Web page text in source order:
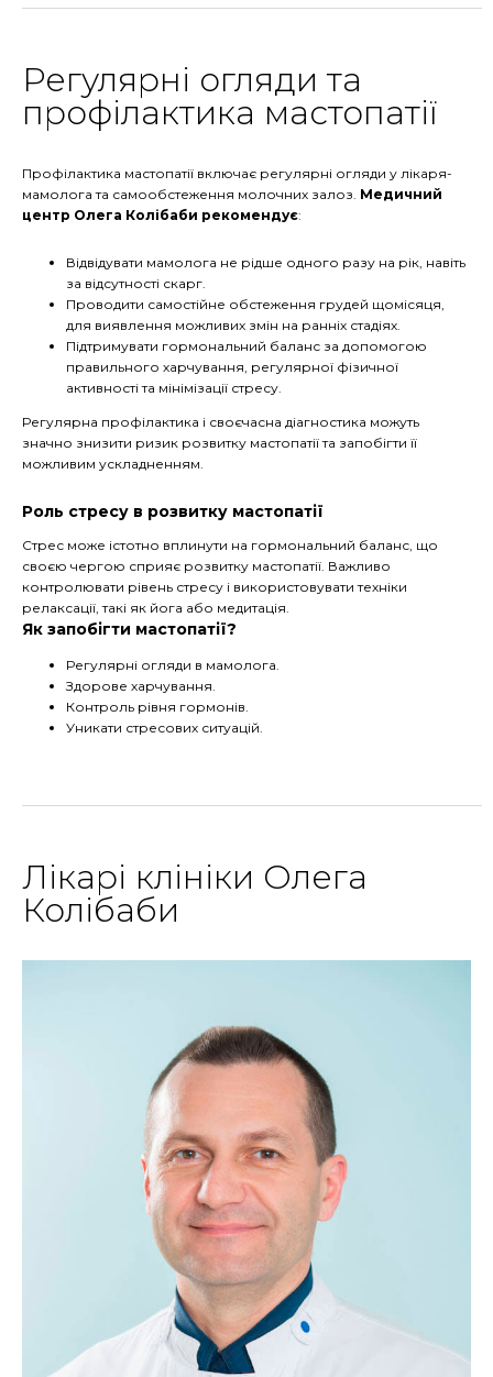
Регулярні огляди та
профілактика мастопатії
Профілактика мастопатії включає регулярні огляди у лікаря-
мамолога та самообстеження молочних залоз. Медичний
центр Олега Колібаби рекомендує:
Відвідувати мамолога не рідше одного разу на рік, навіть
за відсутності скарг.
Проводити самостійне обстеження грудей щомісяця,
для виявлення можливих змін на ранніх стадіях.
Підтримувати гормональний баланс за допомогою
правильного харчування, регулярної фізичної
активності та мінімізації стресу.
Регулярна профілактика і своєчасна діагностика можуть
значно знизити ризик розвитку мастопатії та запобігти її
можливим ускладненням.
Роль стресу в розвитку мастопатії
Стрес може істотно вплинути на гормональний баланс, що
своєю чергою сприяє розвитку мастопатії. Важливо
контролювати рівень стресу і використовувати техніки
релаксації, такі як йога або медитація.
Як запобігти мастопатії?
Регулярні огляди в мамолога.
Здорове харчування.
Контроль рівня гормонів.
Уникати стресових ситуацій.
Лікарі клініки Олега
Колібаби